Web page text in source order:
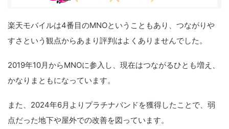
楽天モバイルは4番目のMNOということもあり、つながりや
すさという観点からあまり評判はよくありませんでした。
2019年10月からMNOに参入し、現在はつながるひとも増え、
かなりまともになっています。
また、2024年6月よりプラチナバンドを獲得したことで、弱
点だった地下や屋外での改善を図っています。